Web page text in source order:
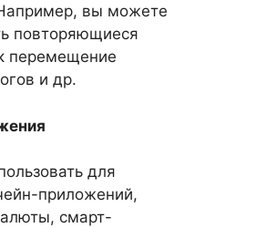
вы можете
повторяющиеся
перемещение
и др.
для
приложений,
смарт-